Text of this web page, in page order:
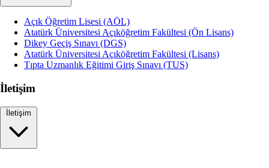
Açık Öğretim Lisesi (AÖL)
Atatürk Üniversitesi Açıköğretim Fakültesi (Ön Lisans)
Dikey Geçiş Sınavı (DGS)
Atatürk Üniversitesi Açıköğretim Fakültesi (Lisans)
Tıpta Uzmanlık Eğitimi Giriş Sınavı (TUS)
İletişim
İletişim